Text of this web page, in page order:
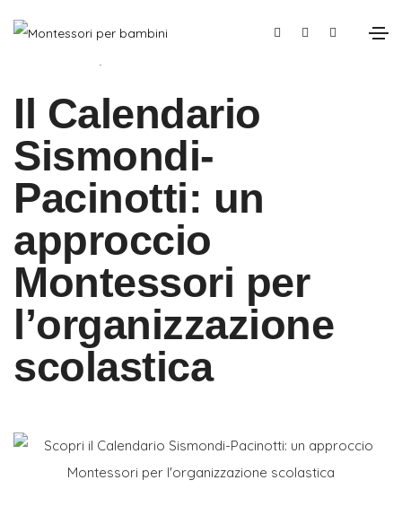
Il Calendario
Sismondi-
Pacinotti: un
approccio
Montessori per
l’organizzazione
scolastica